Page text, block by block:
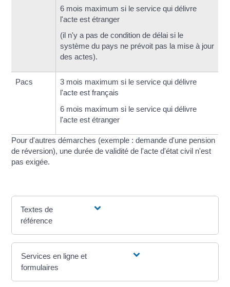
6 mois maximum si le service qui délivre
l'acte est étranger
(il n'y a pas de condition de délai si le
système du pays ne prévoit pas la mise à jour
des actes).
Pacs
3 mois maximum si le service qui délivre
l'acte est français
6 mois maximum si le service qui délivre
l'acte est étranger
Pour d'autres démarches (exemple : demande d'une pension
de réversion), une durée de validité de l'acte d'état civil n'est
pas exigée.
Textes de
référence
Services en ligne et
formulaires